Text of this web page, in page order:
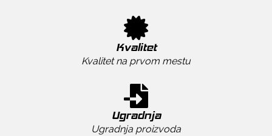
Kvalitet
Kvalitet na prvom mestu
Ugradnja
Ugradnja proizvoda